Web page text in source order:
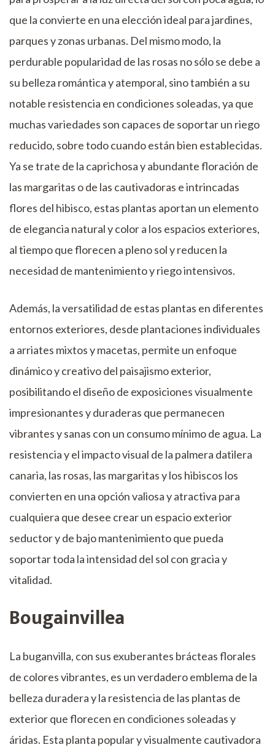
que la convierte en una elección ideal para jardines,
parques y zonas urbanas. Del mismo modo, la
perdurable popularidad de las rosas no sólo se debe a
su belleza romántica y atemporal, sino también a su
notable resistencia en condiciones soleadas, ya que
muchas variedades son capaces de soportar un riego
reducido, sobre todo cuando están bien establecidas.
Ya se trate de la caprichosa y abundante floración de
las margaritas o de las cautivadoras e intrincadas
flores del hibisco, estas plantas aportan un elemento
de elegancia natural y color a los espacios exteriores,
al tiempo que florecen a pleno sol y reducen la
necesidad de mantenimiento y riego intensivos.
Además, la versatilidad de estas plantas en diferentes
entornos exteriores, desde plantaciones individuales
a arriates mixtos y macetas, permite un enfoque
dinámico y creativo del paisajismo exterior,
posibilitando el diseño de exposiciones visualmente
impresionantes y duraderas que permanecen
vibrantes y sanas con un consumo mínimo de agua. La
resistencia y el impacto visual de la palmera datilera
canaria, las rosas, las margaritas y los hibiscos los
convierten en una opción valiosa y atractiva para
cualquiera que desee crear un espacio exterior
seductor y de bajo mantenimiento que pueda
soportar toda la intensidad del sol con gracia y
vitalidad.
Bougainvillea
La buganvilla, con sus exuberantes brácteas florales
de colores vibrantes, es un verdadero emblema de la
belleza duradera y la resistencia de las plantas de
exterior que florecen en condiciones soleadas y
áridas. Esta planta popular y visualmente cautivadora